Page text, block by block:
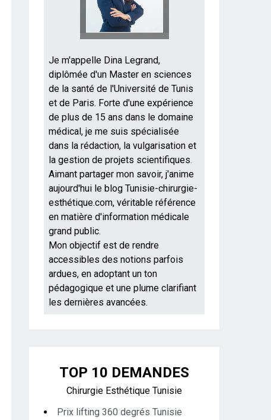
Je m'appelle Dina Legrand,
diplômée d'un Master en sciences
de la santé de l'Université de Tunis
et de Paris. Forte d'une expérience
de plus de 15 ans dans le domaine
médical, je me suis spécialisée
dans la rédaction, la vulgarisation et
la gestion de projets scientifiques.
Aimant partager mon savoir, j'anime
aujourd'hui le blog Tunisie-chirurgie-
esthétique.com, véritable référence
en matière d'information médicale
grand public.
Mon objectif est de rendre
accessibles des notions parfois
ardues, en adoptant un ton
pédagogique et une plume clarifiant
les dernières avancées.
TOP 10 DEMANDES
Chirurgie Esthétique Tunisie
Prix lifting 360 degrés Tunisie